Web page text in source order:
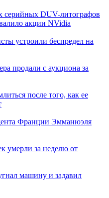
серийных DUV-литографов
акции NVidia
устроили беспредел на
продали с аукциона за
после того, как ее
Франции Эмманюэля
умерли за неделю от
машину и задавил